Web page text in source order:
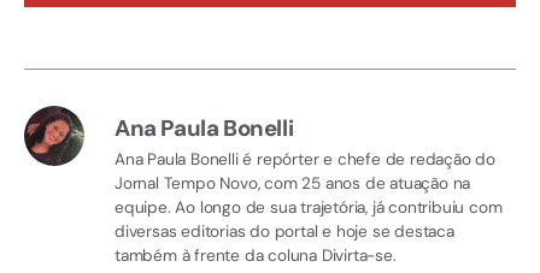
Ana Paula Bonelli
Ana Paula Bonelli é repórter e chefe de redação do
Jornal Tempo Novo, com 25 anos de atuação na
equipe. Ao longo de sua trajetória, já contribuiu com
diversas editorias do portal e hoje se destaca
também à frente da coluna Divirta-se.